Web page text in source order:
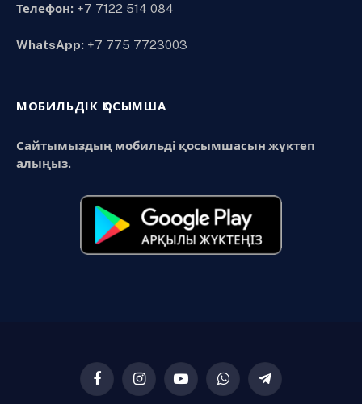
Телефон: +7 7122 514 084
WhatsApp: +7 775 7723003
МОБИЛЬДІК ҚОСЫМША
Сайтымыздың мобильді қосымшасын жүктеп
алыңыз.
FacebookInstagramYouTubeWhatsAppTelegram